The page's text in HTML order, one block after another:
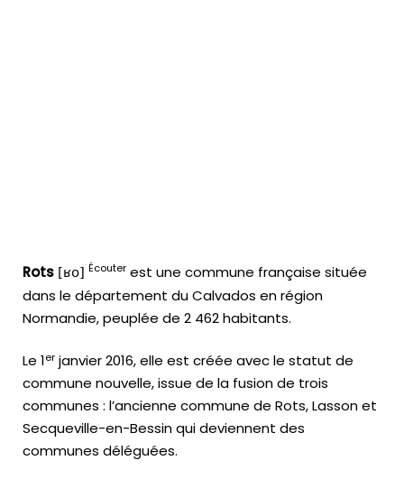
Rots [ʁo] Écouter est une commune française située
dans le département du Calvados en région
Normandie, peuplée de 2 462 habitants.
Le 1er janvier 2016, elle est créée avec le statut de
commune nouvelle, issue de la fusion de trois
communes : l’ancienne commune de Rots, Lasson et
Secqueville-en-Bessin qui deviennent des
communes déléguées.